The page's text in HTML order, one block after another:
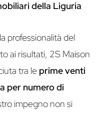
della Liguria
professionalità del
ai risultati, 2S Maison
tra le prime venti
per numero di
impegno non si